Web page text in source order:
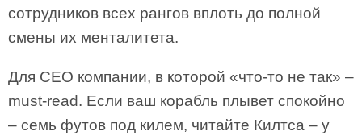
сотрудников всех рангов вплоть до полной
смены их менталитета.
Для СЕО компании, в которой «что-то не так» –
must-read. Если ваш корабль плывет спокойно
– семь футов под килем, читайте Килтса – у